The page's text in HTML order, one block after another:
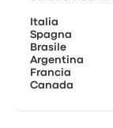
Italia
Spagna
Brasile
Argentina
Francia
Canada